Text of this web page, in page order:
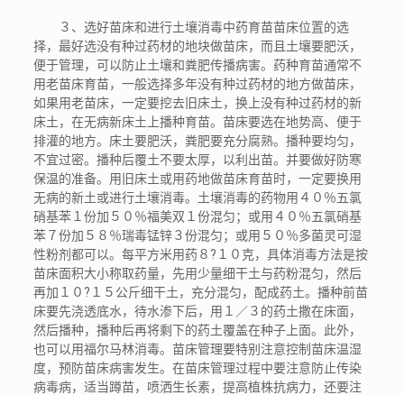
３、选好苗床和进行土壤消毒中药育苗苗床位置的选
择，最好选没有种过药材的地块做苗床，而且土壤要肥沃，
便于管理，可以防止土壤和粪肥传播病害。药种育苗通常不
用老苗床育苗，一般选择多年没有种过药材的地方做苗床，
如果用老苗床，一定要挖去旧床土，换上没有种过药材的新
床土，在无病新床土上播种育苗。苗床要选在地势高、便于
排灌的地方。床土要肥沃，粪肥要充分腐熟。播种要均匀，
不宜过密。播种后覆土不要太厚，以利出苗。并要做好防寒
保温的准备。用旧床土或用药地做苗床育苗时，一定要换用
无病的新土或进行土壤消毒。土壤消毒的药物用４０％五氯
硝基苯１份加５０％福美双１份混匀；或用４０％五氯硝基
苯７份加５８％瑞毒锰锌３份混匀；或用５０％多菌灵可湿
性粉剂都可以。每平方米用药８?１０克，具体消毒方法是按
苗床面积大小称取药量，先用少量细干土与药粉混匀，然后
再加１０?１５公斤细干土，充分混匀，配成药土。播种前苗
床要先浇透底水，待水渗下后，用１／３的药土撒在床面，
然后播种，播种后再将剩下的药土覆盖在种子上面。此外，
也可以用福尔马林消毒。苗床管理要特别注意控制苗床温湿
度，预防苗床病害发生。在苗床管理过程中要注意防止传染
病毒病，适当蹲苗，喷洒生长素，提高植株抗病力，还要注